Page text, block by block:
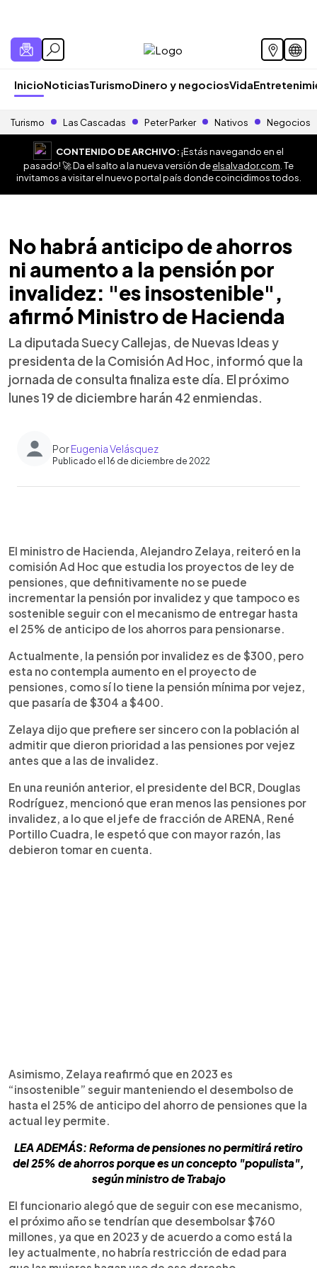
InicioNoticiasTurismoDinero y negociosVida
Turismo Las Cascadas Peter Parker Nativos Negocios
CONTENIDO DE ARCHIVO:¡Estás navegando en el
pasado! 🚀 Da el salto a la nueva versión deelsalvador.com . Te
invitamos a visitar el nuevo portal país donde coincidimos todos.
No habrá anticipo de ahorros
ni aumento a la pensión por
invalidez: "es insostenible",
afirmó Ministro de Hacienda
La diputada Suecy Callejas, de Nuevas Ideas y
presidenta de la Comisión Ad Hoc, informó que la
jornada de consulta finaliza este día. El próximo
lunes 19 de diciembre harán 42 enmiendas.
PorEugenia Velásquez
Publicado el 16 de diciembre de 2022
► Escuchar artículo
El ministro de Hacienda, Alejandro Zelaya, reiteró en la
comisión Ad Hoc que estudia los proyectos de ley de
pensiones, que definitivamente no se puede
incrementar la pensión por invalidez y que tampoco es
sostenible seguir con el mecanismo de entregar hasta
el 25% de anticipo de los ahorros para pensionarse.
Actualmente, la pensión por invalidez es de $300, pero
esta no contempla aumento en el proyecto de
pensiones, como sí lo tiene la pensión mínima por vejez,
que pasaría de $304 a $400.
Zelaya dijo que prefiere ser sincero con la población al
admitir que dieron prioridad a las pensiones por vejez
antes que a las de invalidez.
En una reunión anterior, el presidente del BCR, Douglas
Rodríguez, mencionó que eran menos las pensiones por
invalidez, a lo que el jefe de fracción de ARENA, René
Portillo Cuadra, le espetó que con mayor razón, las
debieron tomar en cuenta.
Asimismo, Zelaya reafirmó que en 2023 es
“insostenible” seguir manteniendo el desembolso de
hasta el 25% de anticipo del ahorro de pensiones que la
actual ley permite.
LEA ADEMÁS: Reforma de pensiones no permitirá retiro
del 25% de ahorros porque es un concepto "populista",
según ministro de Trabajo
El funcionario alegó que de seguir con ese mecanismo,
el próximo año se tendrían que desembolsar $760
millones, ya que en 2023 y de acuerdo a como está la
ley actualmente, no habría restricción de edad para